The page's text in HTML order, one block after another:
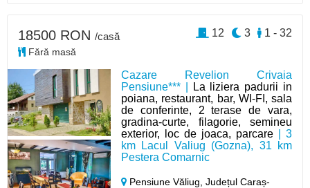
Cazare Revelion Crivaia
Pensiune*** |
La liziera padurii in
poiana, restaurant, bar, WI-FI, sala
de conferinte, 2 terase de vara,
gradina-curte, filagorie, semineu
exterior, loc de joaca, parcare | 3
km Lacul Valiug (Gozna), 31 km
Pestera Comarnic
Pensiune Văliug,Județul Caraș-
18500 RON /casă
Fără masă
1 - 32
3
12